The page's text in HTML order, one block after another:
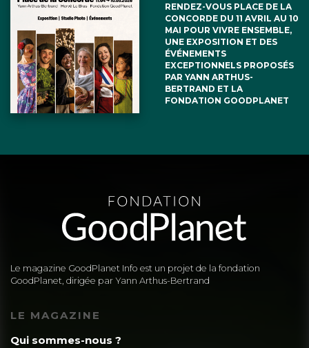
RENDEZ-VOUS PLACE DE LA
CONCORDE DU 11 AVRIL AU 10
MAI POUR VIVRE ENSEMBLE,
UNE EXPOSITION ET DES
ÉVÉNEMENTS
EXCEPTIONNELS PROPOSÉS
PAR YANN ARTHUS-
BERTRAND ET LA
FONDATION GOODPLANET
Le magazine GoodPlanet Info est un projet de la fondation
GoodPlanet, dirigée par Yann Arthus-Bertrand
LE MAGAZINE
Qui sommes-nous ?